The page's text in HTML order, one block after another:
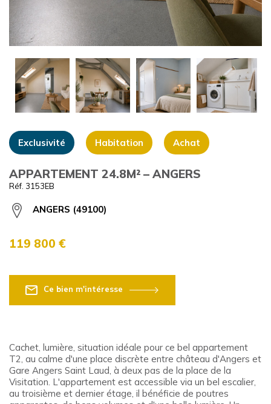
+
Exclusivité Habitation Achat
APPARTEMENT 24.8M² – ANGERS
Réf. 3153EB
ANGERS (49100)
119 800 €
Ce bien m'intéresse
Cachet, lumière, situation idéale pour ce bel appartement
T2, au calme d'une place discrète entre château d'Angers et
Gare Angers Saint Laud, à deux pas de la place de la
Visitation. L'appartement est accessible via un bel escalier,
au troisième et dernier étage, il bénéficie de poutres